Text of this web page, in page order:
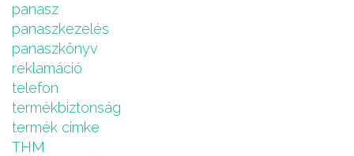
panasz
panaszkezelés
panaszkönyv
reklamáció
telefon
termékbiztonság
termék cimke
THM